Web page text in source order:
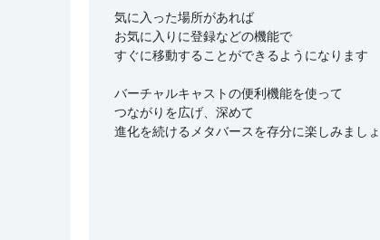
気に入った場所があれば
お気に入りに登録などの機能で
すぐに移動することができるようになります
バーチャルキャストの便利機能を使って
つながりを広げ、深めて
進化を続けるメタバースを存分に楽しみまし